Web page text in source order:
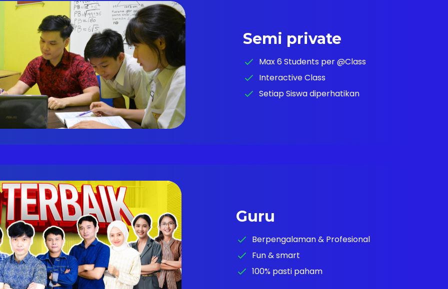
Semi private
Max 6 Students per @Class
Interactive Class
Setiap Siswa diperhatikan
Guru
Berpengalaman & Profesional
Fun & smart
100% pasti paham